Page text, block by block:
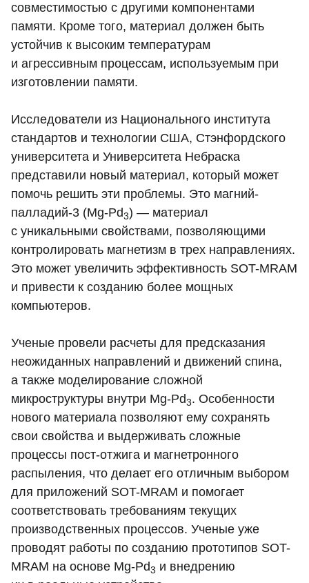
совместимостью с другими компонентами
памяти. Кроме того, материал должен быть
устойчив к высоким температурам
и агрессивным процессам, используемым при
изготовлении памяти.
Исследователи из Национального института
стандартов и технологии США, Стэнфордского
университета и Университета Небраска
представили новый материал, который может
помочь решить эти проблемы. Это магний-
палладий-3 (Mg-Pd3) — материал
с уникальными свойствами, позволяющими
контролировать магнетизм в трех направлениях.
Это может увеличить эффективность SOT-MRAM
и привести к созданию более мощных
компьютеров.
Ученые провели расчеты для предсказания
неожиданных направлений и движений спина,
а также моделирование сложной
микроструктуры внутри Mg-Pd3. Особенности
нового материала позволяют ему сохранять
свои свойства и выдерживать сложные
процессы пост-отжига и магнетронного
распыления, что делает его отличным выбором
для приложений SOT-MRAM и помогает
соответствовать требованиям текущих
производственных процессов. Ученые уже
проводят работы по созданию прототипов SOT-
MRAM на основе Mg-Pd3 и внедрению